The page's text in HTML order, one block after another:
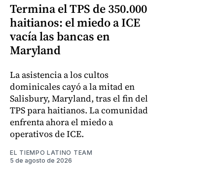
Termina el TPS de 350.000
haitianos: el miedo a ICE
vacía las bancas en
Maryland
La asistencia a los cultos
dominicales cayó a la mitad en
Salisbury, Maryland, tras el fin del
TPS para haitianos. La comunidad
enfrenta ahora el miedo a
operativos de ICE.
EL TIEMPO LATINO TEAM
5 de agosto de 2026